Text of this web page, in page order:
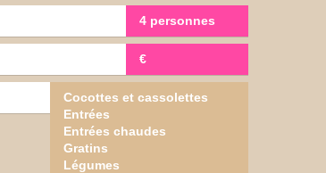
4 personnes
€
Cocottes et cassolettes
Entrées
Entrées chaudes
Gratins
Légumes